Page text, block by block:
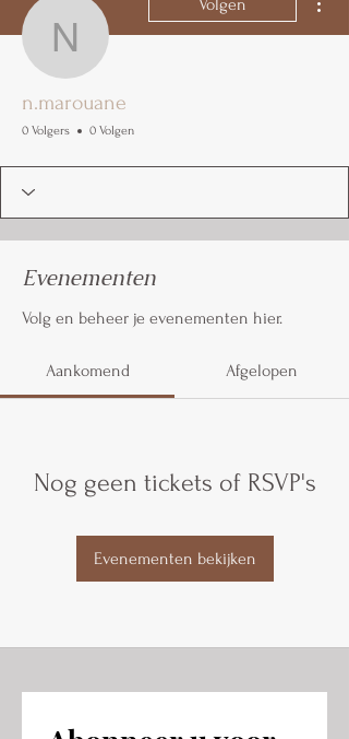
n.marouane
Volgen
n.marouane
0 Volgers 0 Volgen
Evenementen
Volg en beheer je evenementen hier.
Aankomend Afgelopen
Nog geen tickets of RSVP's
Evenementen bekijken